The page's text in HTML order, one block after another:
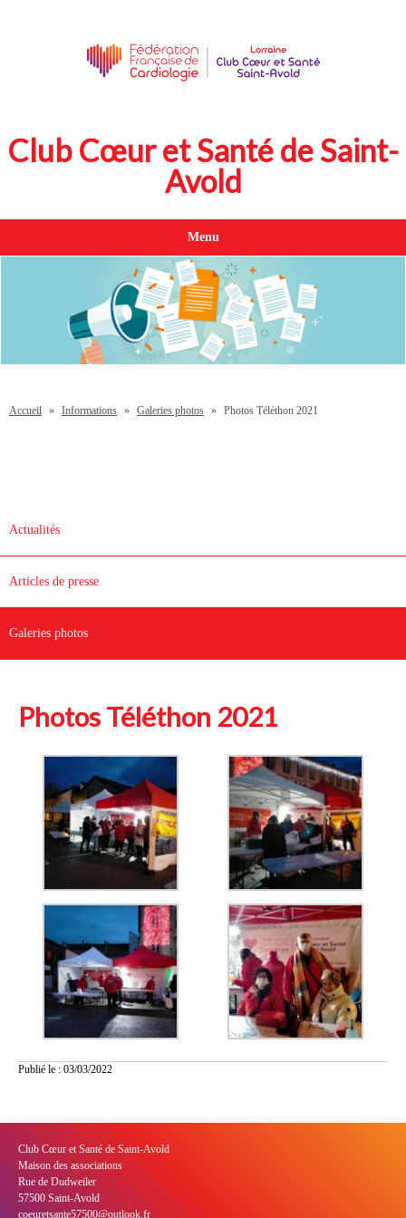
Club Cœur et Santé de Saint-
Avold
Menu
Accueil » Informations » Galeries photos » Photos Téléthon 2021
Actualités
Articles de presse
Galeries photos
Photos Téléthon 2021
Publié le : 03/03/2022
Club Cœur et Santé de Saint-Avold
Maison des associations
Rue de Dudweiler
57500 Saint-Avold
coeuretsante57500@outlook.fr